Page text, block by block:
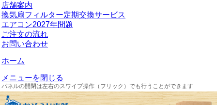
店舗案内
換気扇フィルター定期交換サービス
エアコン2027年問題
ご注文の流れ
お問い合わせ
ホーム
メニューを閉じる
パネルの開閉は左右のスワイプ操作（フリック）でも行うことができます